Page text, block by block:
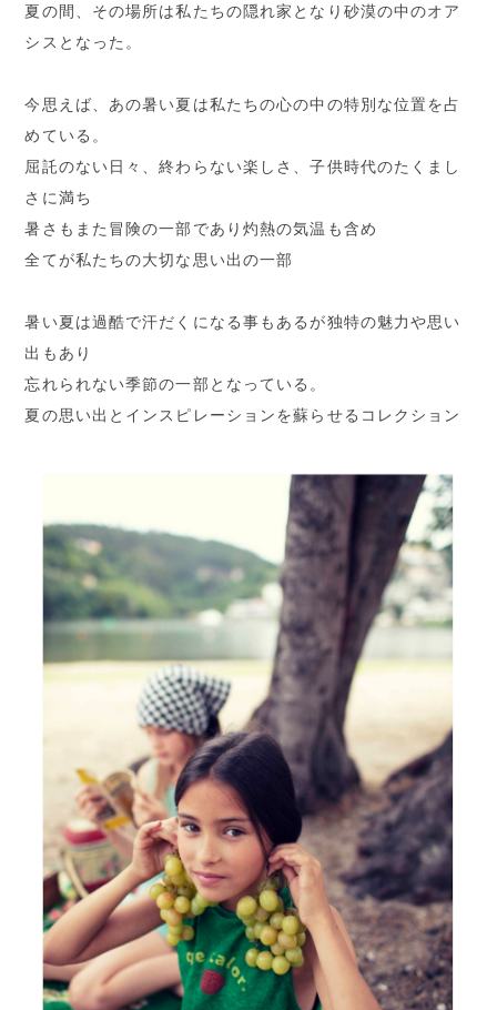
夏の間、その場所は私たちの隠れ家となり砂漠の中のオア
シスとなった。
今思えば、あの暑い夏は私たちの心の中の特別な位置を占
めている。
屈託のない日々、終わらない楽しさ、子供時代のたくまし
さに満ち
暑さもまた冒険の一部であり灼熱の気温も含め
全てが私たちの大切な思い出の一部
暑い夏は過酷で汗だくになる事もあるが独特の魅力や思い
出もあり
忘れられない季節の一部となっている。
夏の思い出とインスピレーションを蘇らせるコレクション